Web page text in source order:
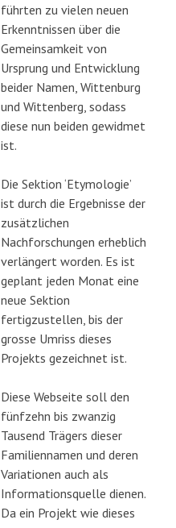
führten zu vielen neuen
Erkenntnissen über die
Gemeinsamkeit von
Ursprung und Entwicklung
beider Namen, Wittenburg
und Wittenberg, sodass
diese nun beiden gewidmet
ist.
Die Sektion ‘Etymologie’
ist durch die Ergebnisse der
zusätzlichen
Nachforschungen erheblich
verlängert worden. Es ist
geplant jeden Monat eine
neue Sektion
fertigzustellen, bis der
grosse Umriss dieses
Projekts gezeichnet ist.
Diese Webseite soll den
fünfzehn bis zwanzig
Tausend Trägers dieser
Familiennamen und deren
Variationen auch als
Informationsquelle dienen.
Da ein Projekt wie dieses